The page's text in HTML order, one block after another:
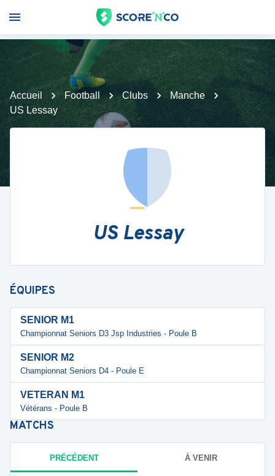
Accueil Football Clubs
Manche
US Lessay
US Lessay
ÉQUIPES
SENIOR M1
Championnat Seniors D3 Jsp Industries - Poule B
SENIOR M2
Championnat Seniors D4 - Poule E
VETERAN M1
Vétérans - Poule B
MATCHS
PRÉCÉDENT À VENIR